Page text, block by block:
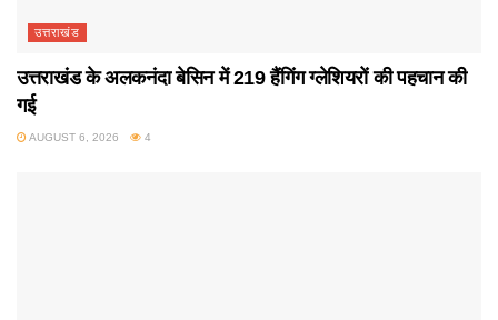
उत्तराखंड
उत्तराखंड के अलकनंदा बेसिन में 219 हैंगिंग ग्लेशियरों की पहचान की
गई
AUGUST 6, 2026 4